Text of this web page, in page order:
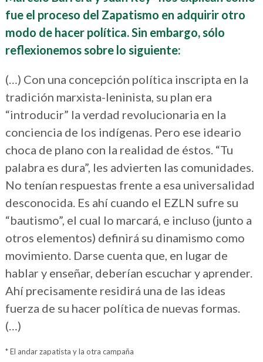
fue el proceso del Zapatismo en adquirir otro
modo de hacer política. Sin embargo, sólo
reflexionemos sobre lo siguiente:
(…) Con una concepción política inscripta en la
tradición marxista-leninista, su plan era
“introducir” la verdad revolucionaria en la
conciencia de los indígenas. Pero ese ideario
choca de plano con la realidad de éstos. “Tu
palabra es dura”, les advierten las comunidades.
No tenían respuestas frente a esa universalidad
desconocida. Es ahí cuando el EZLN sufre su
“bautismo”, el cual lo marcará, e incluso (junto a
otros elementos) definirá su dinamismo como
movimiento. Darse cuenta que, en lugar de
hablar y enseñar, deberían escuchar y aprender.
Ahí precisamente residirá una de las ideas
fuerza de su hacer política de nuevas formas.
(…)
* El andar zapatista y la otra campaña